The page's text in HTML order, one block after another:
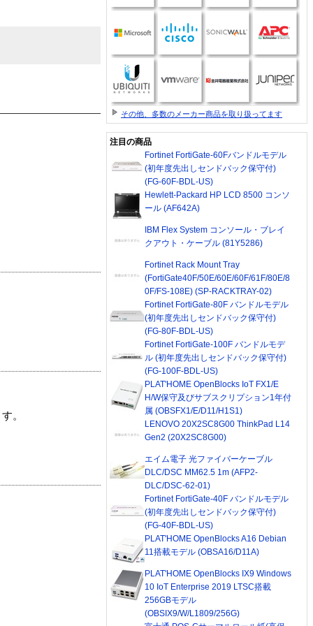
。
その他、多数のメーカー商品を取り扱ってます
注目の商品
Fortinet FortiGate-60Fバンドルモデル
(初年度先出しセンドバック保守付)
(FG-60F-BDL-US)
Hewlett-Packard HP LCD 8500 コンソ
ール (AF642A)
IBM Flex System コンソール・ブレイ
クアウト・ケーブル (81Y5286)
Fortinet Rack Mount Tray
(FortiGate40F/50E/60E/60F/61F/80E/8
0F/FS-108E) (SP-RACKTRAY-02)
Fortinet FortiGate-80F バンドルモデル
(初年度先出しセンドバック保守付)
(FG-80F-BDL-US)
Fortinet FortiGate-100F バンドルモデ
ル (初年度先出しセンドバック保守付)
(FG-100F-BDL-US)
PLAT'HOME OpenBlocks IoT FX1/E
H/W保守及びサブスクリプション1年付
属 (OBSFX1/E/D11/H1S1)
LENOVO 20X2SC8G00 ThinkPad L14
Gen2 (20X2SC8G00)
エイム電子 光ファイバーケーブル
DLC/DSC MM62.5 1m (AFP2-
DLC/DSC-62-01)
Fortinet FortiGate-40F バンドルモデル
(初年度先出しセンドバック保守付)
(FG-40F-BDL-US)
PLAT'HOME OpenBlocks A16 Debian
11搭載モデル (OBSA16/D11A)
PLAT'HOME OpenBlocks IX9 Windows
10 IoT Enterprise 2019 LTSC搭載
256GBモデル
(OBSIX9/W/L1809/256G)